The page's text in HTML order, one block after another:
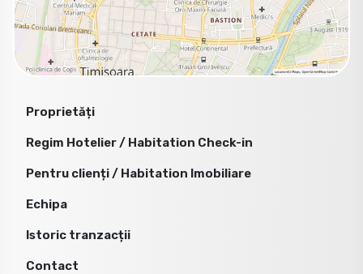
Proprietăți
Regim Hotelier / Habitation Check-in
Pentru clienți / Habitation Imobiliare
Echipa
Istoric tranzacții
Contact